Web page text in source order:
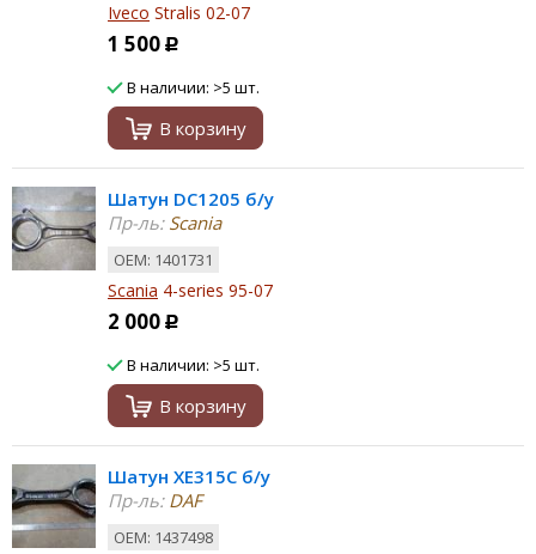
Iveco Stralis 02-07
1 500 Р
В наличии: >5 шт.
В корзину
Шатун DC1205 б/у
Пр-ль:Scania
ОЕМ: 1401731
Scania 4-series 95-07
2 000 Р
В наличии: >5 шт.
В корзину
Шатун XE315C б/у
Пр-ль:DAF
ОЕМ: 1437498